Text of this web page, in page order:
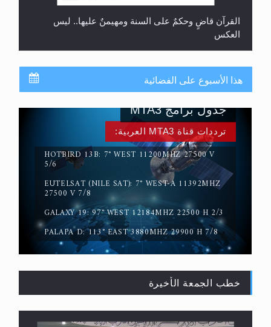
لا ناسخ ولا منسوخ في القرآن الكريم
المفهوم الحقيقي للجهاد الإسلامي..
هذا الأسبوع على الفضائية
ترددات قناة MTA3 العربية:
HOTBIRD 13B: 7° WEST 11200MHZ 27500 V
5/6
EUTELSAT (NILE SAT): 7° WEST-A 11392MHZ
27500 V 7/8
GALAXY 19: 97° WEST 12184MHZ 22500 H 2/3
PALAPA D: 113° EAST 3880MHZ 29900 H 7/8
جدول برامج MTA3
خطب الجمعة الأخيرة